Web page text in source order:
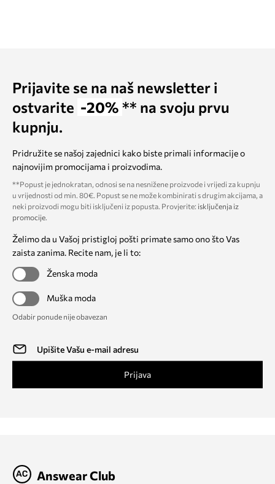
Prijavite se na naš newsletter i
ostvarite -20% ** na svoju prvu
kupnju.
Pridružite se našoj zajednici kako biste primali informacije o
najnovijim promocijama i proizvodima.
**Popust je jednokratan, odnosi se na nesnižene proizvode i vrijedi za kupnju
u vrijednosti od min. 80€. Popust se ne može kombinirati s drugim akcijama, a
neki proizvodi mogu biti isključeni iz popusta. Provjerite: isključenja iz
promocije.
Želimo da u Vašoj pristigloj pošti primate samo ono što Vas
zaista zanima. Recite nam, je li to:
Ženska moda
Muška moda
Odabir ponude nije obavezan
Prijava
Answear Club